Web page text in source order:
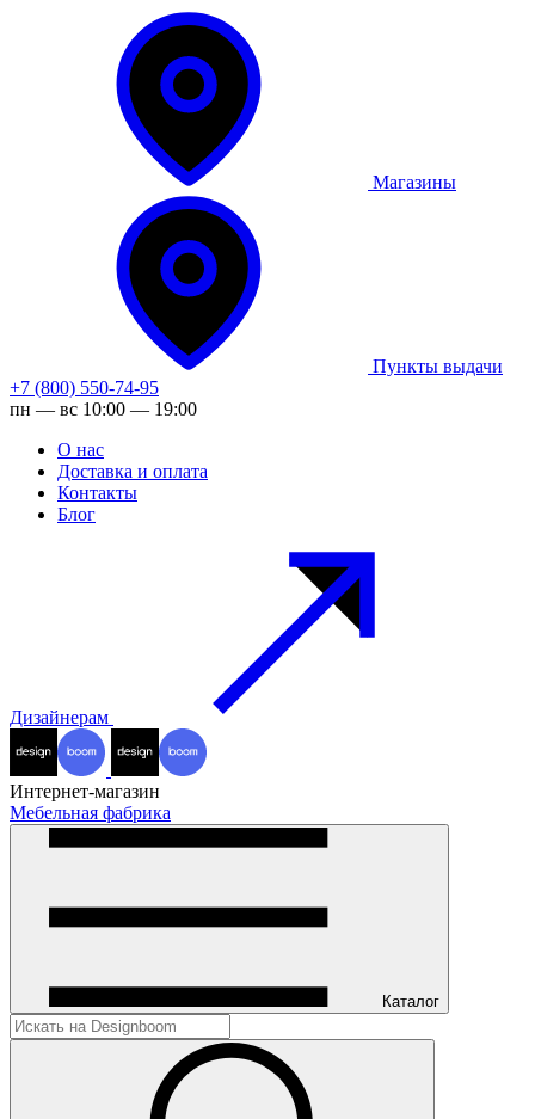
Магазины
Пункты выдачи
+7 (800) 550-74-95
пн — вс 10:00 — 19:00
О нас
Доставка и оплата
Контакты
Блог
Дизайнерам
Интернет-магазин
Мебельная фабрика
Каталог